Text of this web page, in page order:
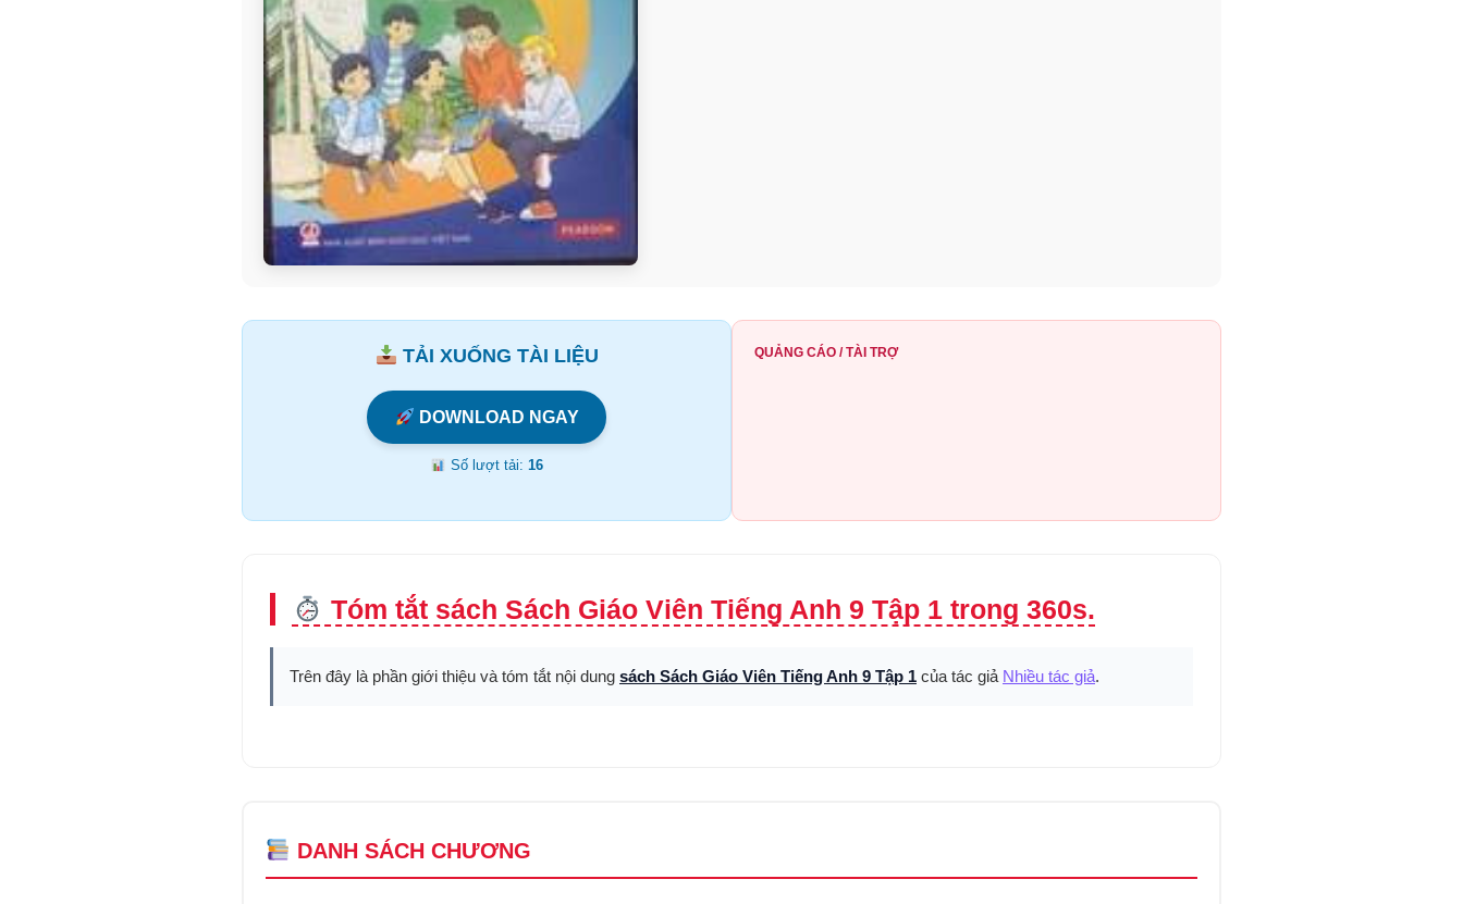
TẢI XUỐNG TÀI LIỆU
DOWNLOAD NGAY
Số lượt tải: 16
QUẢNG CÁO / TÀI TRỢ
Tóm tắt sách Sách Giáo Viên Tiếng Anh 9 Tập 1 trong 360s.
Trên đây là phần giới thiệu và tóm tắt nội dung sách Sách Giáo Viên Tiếng Anh 9 Tập 1 của tác giả Nhiều tác giả.
DANH SÁCH CHƯƠNG